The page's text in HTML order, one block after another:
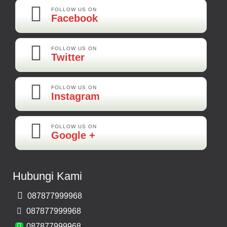
Maya-Palembang
Barang Sudah Sampai Mbak Ratna Makasih
FOLLOW US ON
Facebook
FOLLOW US ON
Twitter
FOLLOW US ON
Instagram
FOLLOW US ON
Google +
Hubungi Kami
087877999968
087877999968